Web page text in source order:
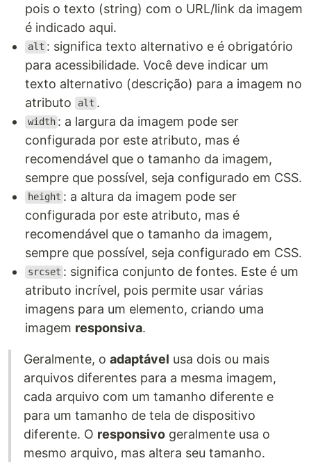
pois o texto (string) com o URL/link da imagem
é indicado aqui.
alt : significa texto alternativo e é obrigatório
para acessibilidade. Você deve indicar um
texto alternativo (descrição) para a imagem no
atributo
alt .
width : a largura da imagem pode ser
configurada por este atributo, mas é
recomendável que o tamanho da imagem,
sempre que possível, seja configurado em CSS.
height : a altura da imagem pode ser
configurada por este atributo, mas é
recomendável que o tamanho da imagem,
sempre que possível, seja configurado em CSS.
srcset : significa conjunto de fontes. Este é um
atributo incrível, pois permite usar várias
imagens para um elemento, criando uma
imagem responsiva.
Geralmente, o adaptável usa dois ou mais
arquivos diferentes para a mesma imagem,
cada arquivo com um tamanho diferente e
para um tamanho de tela de dispositivo
diferente. O responsivo geralmente usa o
mesmo arquivo, mas altera seu tamanho.